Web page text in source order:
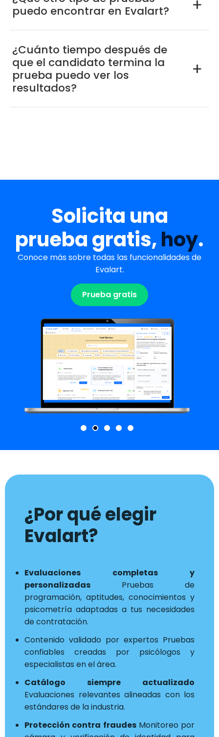
a
puedo encontrar en Evalart?
a
¿Cuánto tiempo después de
que el candidato termina la
prueba puedo ver los
resultados?
Solicita una
prueba gratis,hoy.
Conoce más sobre todas las funcionalidades de
Evalart.
Prueba gratis
¿Por qué elegir
Evalart?
Evaluaciones completas y
personalizadas Pruebas de
programación, aptitudes, conocimientos y
psicometría adaptadas a tus necesidades
de contratación.
Contenido validado por expertos Pruebas
confiables creadas por psicólogos y
especialistas en el área.
Catálogo siempre actualizado
Evaluaciones relevantes alineadas con los
estándares de la industria.
Protección contra fraudesMonitoreo por